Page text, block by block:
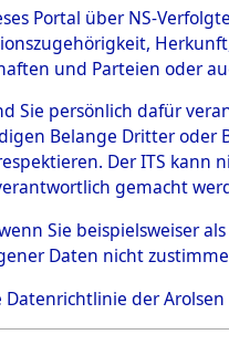
und
0123
Portal über NS-
und Parteien oder
Sie persönlich dafür
Belange Dritter
Der ITS
gemacht
Sie beispielsweiser
Daten nicht
der Arolsen